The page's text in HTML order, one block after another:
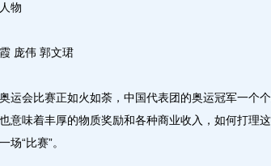
物
庞伟 郭文珺
会比赛正如火如荼，中国代表团的奥运冠军一个
意味着丰厚的物质奖励和各种商业收入，如何打理
场“比赛”。